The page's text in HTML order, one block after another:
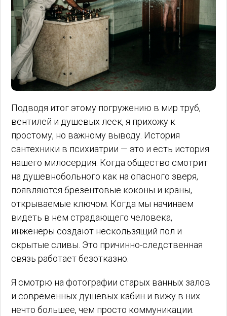
Подводя итог этому погружению в мир труб,
вентилей и душевых леек, я прихожу к
простому, но важному выводу. История
сантехники в психиатрии — это и есть история
нашего милосердия. Когда общество смотрит
на душевнобольного как на опасного зверя,
появляются брезентовые коконы и краны,
открываемые ключом. Когда мы начинаем
видеть в нем страдающего человека,
инженеры создают нескользящий пол и
скрытые сливы. Это причинно-следственная
связь работает безотказно.
Я смотрю на фотографии старых ванных залов
и современных душевых кабин и вижу в них
нечто большее, чем просто коммуникации.